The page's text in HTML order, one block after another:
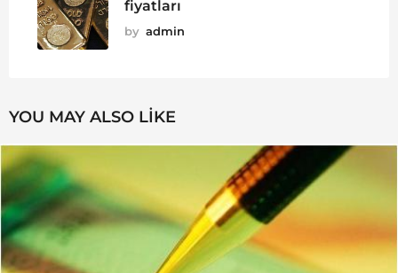
fiyatları
by admin
YOU MAY ALSO LIKE